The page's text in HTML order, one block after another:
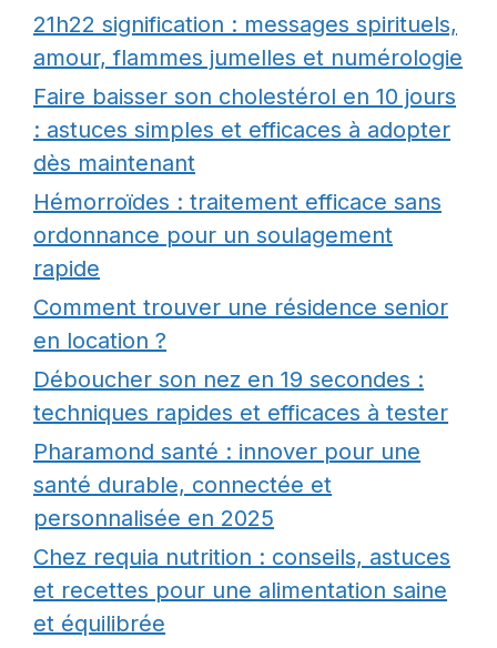
21h22 signification : messages spirituels,
amour, flammes jumelles et numérologie
Faire baisser son cholestérol en 10 jours
: astuces simples et efficaces à adopter
dès maintenant
Hémorroïdes : traitement efficace sans
ordonnance pour un soulagement
rapide
Comment trouver une résidence senior
en location ?
Déboucher son nez en 19 secondes :
techniques rapides et efficaces à tester
Pharamond santé : innover pour une
santé durable, connectée et
personnalisée en 2025
Chez requia nutrition : conseils, astuces
et recettes pour une alimentation saine
et équilibrée